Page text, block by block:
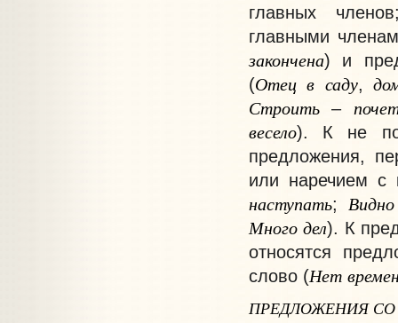
главных
главными
закончена) и
(Отец в саду,
Строить–
весело). К не
предложения,
или наречием с
наступать; Видно
Много дел). К
относятся
слово (Нет
ПРЕДЛОЖЕНИЯ